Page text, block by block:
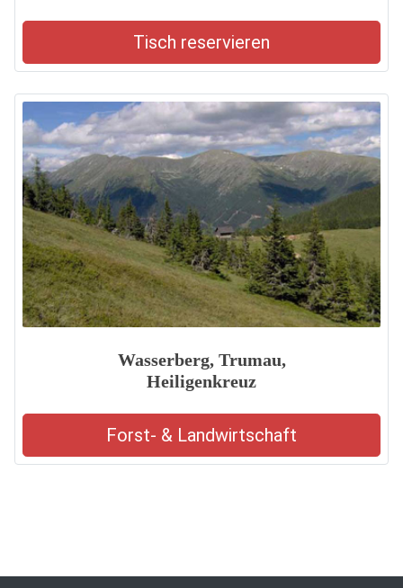
Tisch reservieren
Wasserberg, Trumau,
Heiligenkreuz
Forst- & Landwirtschaft